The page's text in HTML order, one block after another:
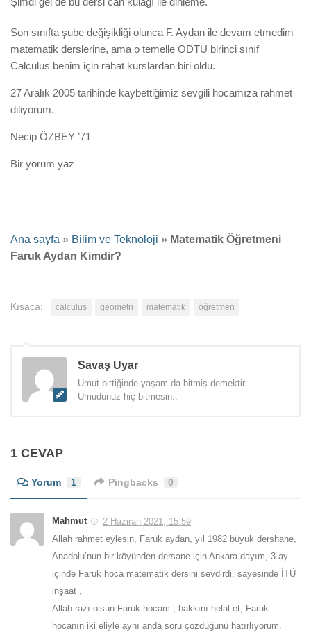
Son sınıfta şube değişikliği olunca F. Aydan ile devam etmedim
matematik derslerine, ama o temelle ODTÜ birinci sınıf
Calculus benim için rahat kurslardan biri oldu.
27 Aralık 2005 tarihinde kaybettiğimiz sevgili hocamıza rahmet
diliyorum.
Necip ÖZBEY ’71
Bir yorum yaz
Ana sayfa » Bilim ve Teknoloji » Matematik Öğretmeni
Faruk Aydan Kimdir?
Kısaca: calculus geometri matematik öğretmen
Savaş Uyar
Umut bittiğinde yaşam da bitmiş demektir.
Umudunuz hiç bitmesin..
1 CEVAP
Yorum 1 Pingbacks 0
Mahmut
2 Haziran 2021, 15:59
Allah rahmet eylesin, Faruk aydan, yıl 1982 büyük dershane,
Anadolu’nun bir köyünden dersane için Ankara dayım, 3 ay
içinde Faruk hoca matematik dersini sevdirdi, sayesinde İTÜ
inşaat ,
Allah razı olsun Faruk hocam , hakkını helal et, Faruk
hocanın iki eliyle aynı anda soru çözdüğünü hatırlıyorum.